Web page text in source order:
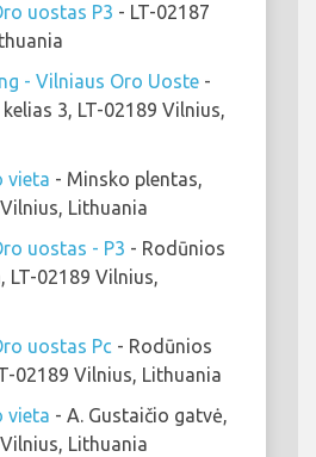
uostas P3 - LT-02187
- Vilniaus Oro Uoste -
3, LT-02189 Vilnius,
vieta - Minsko plentas,
Lithuania
uostas - P3 - Rodūnios
LT-02189 Vilnius,
uostas Pc - Rodūnios
02189 Vilnius, Lithuania
vieta - A. Gustaičio gatvė,
Lithuania